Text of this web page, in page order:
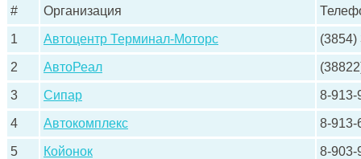
# Организация
1 Автоцентр Терминал-Моторс (3854)
2 АвтоРеал
3 Сипар 8-913-
4 Автокомплекс 8-913-
5 Койонок 8-903-